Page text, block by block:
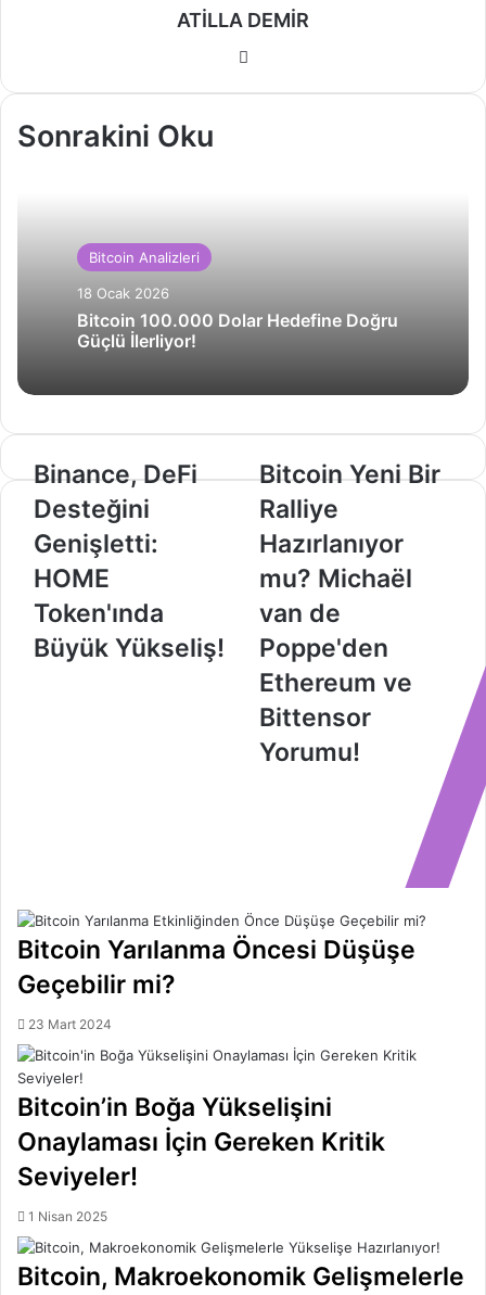
ATİLLA DEMİR
Sonrakini Oku
Bitcoin Analizleri
18 Ocak 2026
Bitcoin 100.000 Dolar Hedefine Doğru
Güçlü İlerliyor!
Binance,
Desteğini
Genişletti:
HOME
Token'ında
Büyük
Yükseliş!
Binance, DeFi
Desteğini
Genişletti:
HOME
Token'ında
Büyük Yükseliş!
Bitcoin
Bir
Ralliye
Hazırlanıyor
mu?
Michaël
van
de
Poppe'den
Ethereum
ve
Bittensor
Yorumu!
Bitcoin Yeni Bir
Ralliye
Hazırlanıyor
mu? Michaël
van de
Poppe'den
Ethereum ve
Bittensor
Yorumu!
Bitcoin Yarılanma Öncesi Düşüşe
Geçebilir mi?
23 Mart 2024
Bitcoin’in Boğa Yükselişini
Onaylaması İçin Gereken Kritik
Seviyeler!
1 Nisan 2025
Bitcoin, Makroekonomik Gelişmelerle